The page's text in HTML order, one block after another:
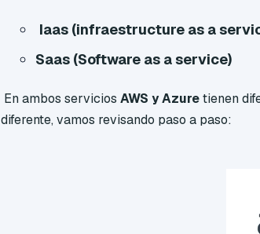
Iaas (infraestructure as a
Saas (Software as a service)
En ambos serviciosAWS y Azuretienen
diferente, vamos revisando paso a paso: